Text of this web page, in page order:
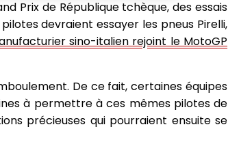
Prix de République tchèque, des essais
devraient essayer les pneus Pirelli,
sino-italien rejoint le MotoGP
De ce fait, certaines équipes
à permettre à ces mêmes pilotes de
précieuses qui pourraient ensuite se